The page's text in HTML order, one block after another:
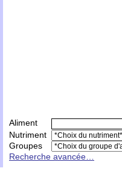
Aliment
Nutriment
Groupes
Recherche avancée…